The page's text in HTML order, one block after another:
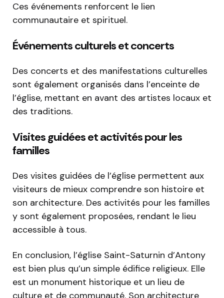
Ces événements renforcent le lien
communautaire et spirituel.
Événements culturels et concerts
Des concerts et des manifestations culturelles
sont également organisés dans l’enceinte de
l’église, mettant en avant des artistes locaux et
des traditions.
Visites guidées et activités pour les
familles
Des visites guidées de l’église permettent aux
visiteurs de mieux comprendre son histoire et
son architecture. Des activités pour les familles
y sont également proposées, rendant le lieu
accessible à tous.
En conclusion, l’église Saint-Saturnin d’Antony
est bien plus qu’un simple édifice religieux. Elle
est un monument historique et un lieu de